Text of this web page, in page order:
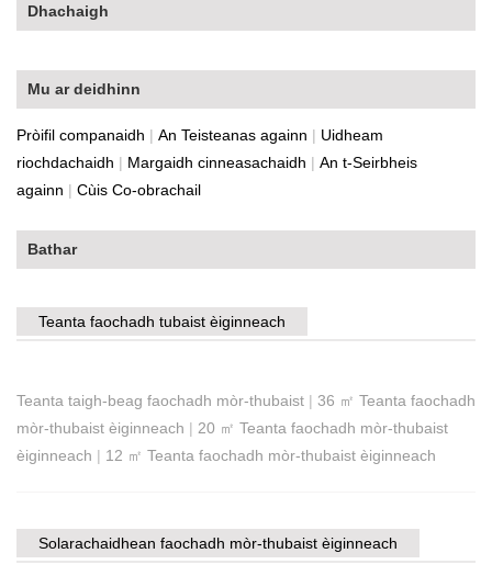
Dhachaigh
Mu ar deidhinn
Pròifil companaidh | An Teisteanas againn | Uidheam
riochdachaidh | Margaidh cinneasachaidh | An t-Seirbheis
againn | Cùis Co-obrachail
Bathar
Teanta faochadh tubaist èiginneach
Teanta taigh-beag faochadh mòr-thubaist | 36 ㎡ Teanta faochadh
mòr-thubaist èiginneach | 20 ㎡ Teanta faochadh mòr-thubaist
èiginneach | 12 ㎡ Teanta faochadh mòr-thubaist èiginneach
Solarachaidhean faochadh mòr-thubaist èiginneach